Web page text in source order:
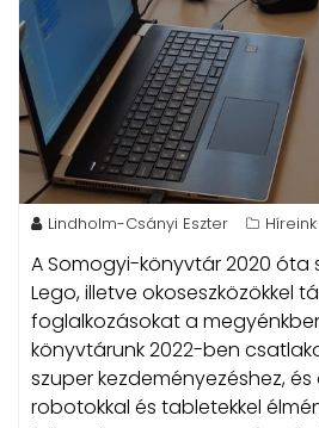
Lindholm-Csányi Eszter Híreink
A Somogyi-könyvtár 2020 óta
Lego, illetve okoseszközökkel
foglalkozásokat a
könyvtárunk 2022-ben
szuper kezdeményezéshez,
robotokkal és tabletekkel